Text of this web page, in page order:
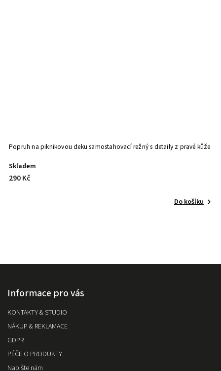
Popruh na piknikovou deku samostahovací režný s detaily z pravé kůže
Skladem
290 Kč
Do košíku
Informace pro vás
KONTAKTY & STUDIO
NÁKUP & REKLAMACE
GDPR
PÉČE O PRODUKTY
Napište nám